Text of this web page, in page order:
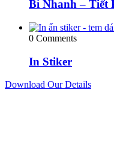
Bì Nhanh – Tiết
0 Comments
In Stiker
Download Our Details